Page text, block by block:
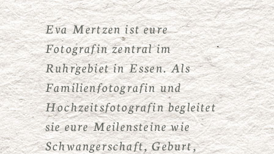
Eva Mertzen ist eure
Fotografin zentral im
Ruhrgebiet in Essen. Als
Familienfotografin und
Hochzeitsfotografin begleitet
sie eure Meilensteine wie
Schwangerschaft, Geburt,